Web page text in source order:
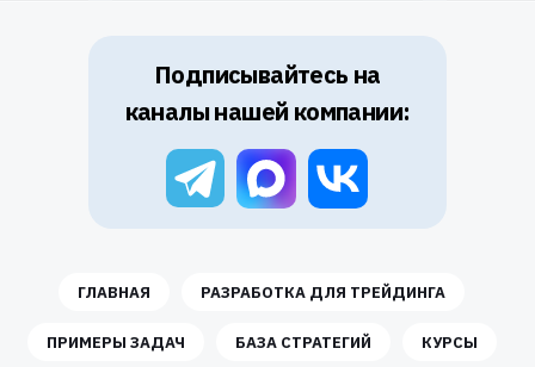
Подписывайтесь на
каналы нашей компании:
ГЛАВНАЯ РАЗРАБОТКА ДЛЯ ТРЕЙДИНГА
ПРИМЕРЫ ЗАДАЧ БАЗА СТРАТЕГИЙ КУРСЫ